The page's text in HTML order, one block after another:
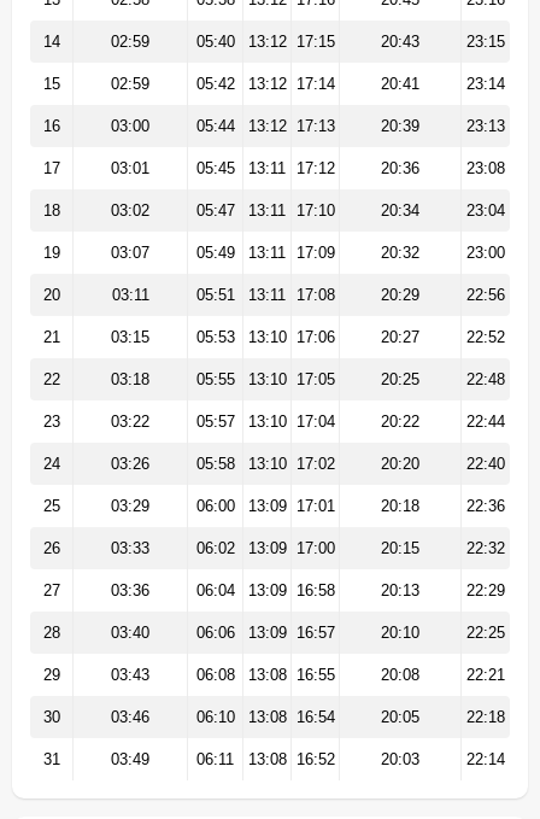
14 02:59 05:40 13:12 17:15 20:43 23:15
15 02:59 05:42 13:12 17:14 20:41 23:14
16 03:00 05:44 13:12 17:13 20:39 23:13
17 03:01 05:45 13:11 17:12 20:36 23:08
18 03:02 05:47 13:11 17:10 20:34 23:04
19 03:07 05:49 13:11 17:09 20:32 23:00
20 03:11 05:51 13:11 17:08 20:29 22:56
21 03:15 05:53 13:10 17:06 20:27 22:52
22 03:18 05:55 13:10 17:05 20:25 22:48
23 03:22 05:57 13:10 17:04 20:22 22:44
24 03:26 05:58 13:10 17:02 20:20 22:40
25 03:29 06:00 13:09 17:01 20:18 22:36
26 03:33 06:02 13:09 17:00 20:15 22:32
27 03:36 06:04 13:09 16:58 20:13 22:29
28 03:40 06:06 13:09 16:57 20:10 22:25
29 03:43 06:08 13:08 16:55 20:08 22:21
30 03:46 06:10 13:08 16:54 20:05 22:18
31 03:49 06:11 13:08 16:52 20:03 22:14